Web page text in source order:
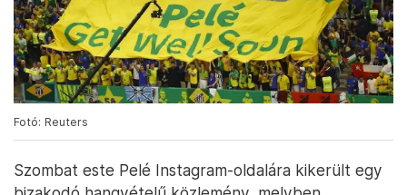
Fotó: Reuters
Szombat este Pelé Instagram-oldalára kikerült egy